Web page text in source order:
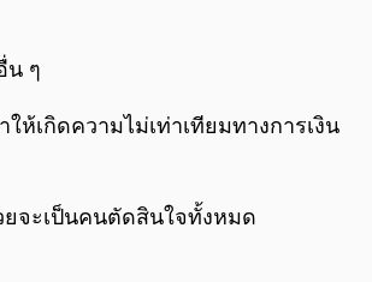
น ๆ
ให้เกิดความไม่เท่าเทียมทางการเงิน
จะเป็นคนตัดสินใจทั้งหมด